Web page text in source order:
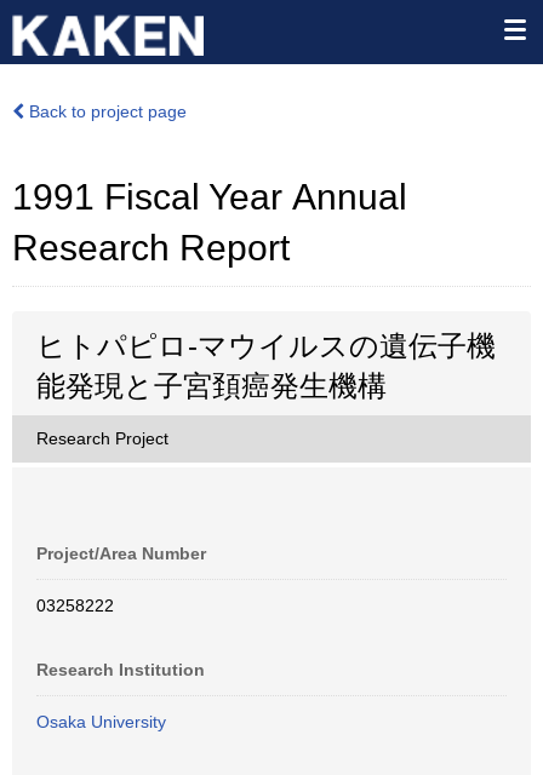
Back to project page
1991 Fiscal Year Annual
Research Report
ヒトパピロ-マウイルスの遺伝子機
能発現と子宮頚癌発生機構
Research Project
Project/Area Number
03258222
Research Institution
Osaka University